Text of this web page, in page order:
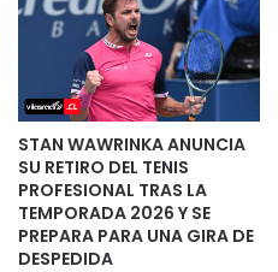
STAN WAWRINKA ANUNCIA
SU RETIRO DEL TENIS
PROFESIONAL TRAS LA
TEMPORADA 2026 Y SE
PREPARA PARA UNA GIRA DE
DESPEDIDA